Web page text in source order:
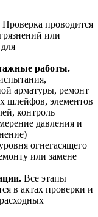
Проверка проводится
или
работы.
арматуры, ремонт
шлейфов, элементов
контроль
давления и
огнегасящего
или замене
Все этапы
в актах проверки и